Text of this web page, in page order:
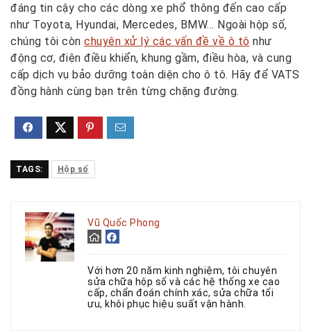
đáng tin cậy cho các dòng xe phổ thông đến cao cấp
như Toyota, Hyundai, Mercedes, BMW… Ngoài hộp số,
chúng tôi còn chuyên xử lý các vấn đề về ô tô như
động cơ, điện điều khiển, khung gầm, điều hòa, và cung
cấp dịch vụ bảo dưỡng toàn diện cho ô tô. Hãy để VATS
đồng hành cùng bạn trên từng chặng đường.
TAGS: Hộp số
Vũ Quốc Phong
Với hơn 20 năm kinh nghiệm, tôi chuyên
sửa chữa hộp số và các hệ thống xe cao
cấp, chẩn đoán chính xác, sửa chữa tối
ưu, khôi phục hiệu suất vận hành.